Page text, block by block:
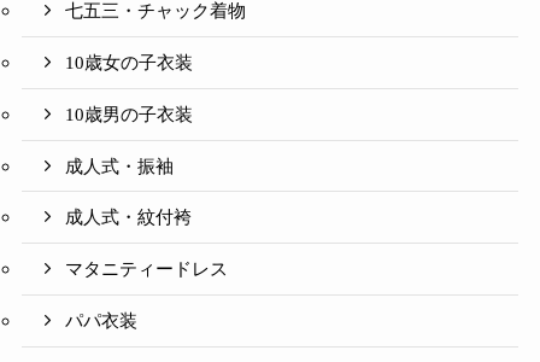
七五三・チャック着物
10歳女の子衣装
10歳男の子衣装
成人式・振袖
成人式・紋付袴
マタニティードレス
パパ衣装